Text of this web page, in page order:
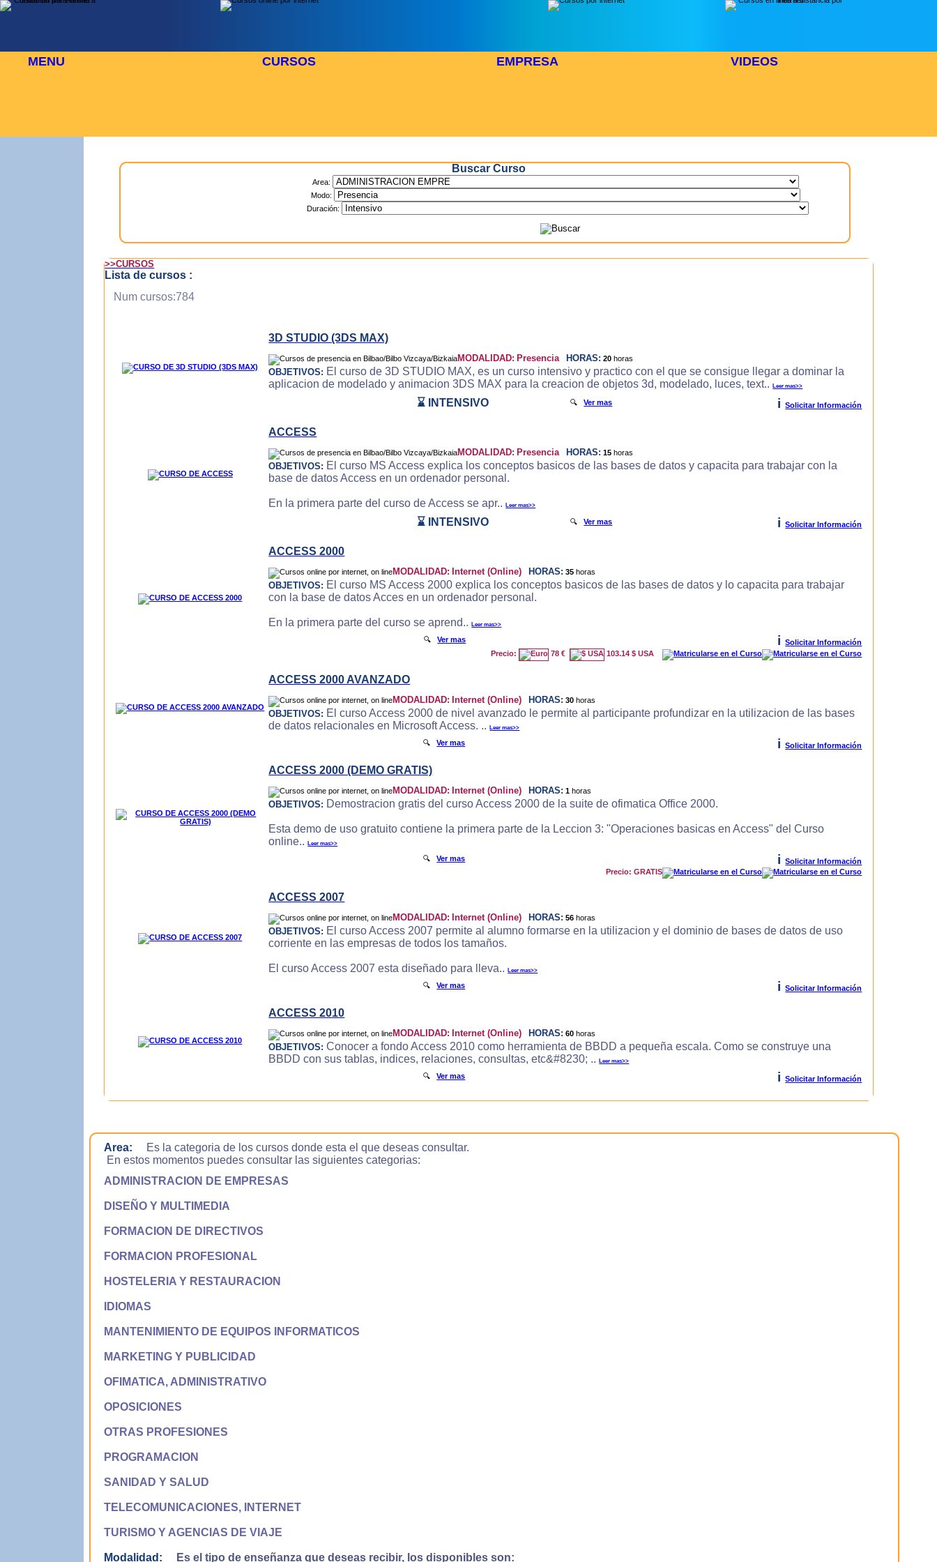
MENU CURSOS EMPRESA VIDEOS
Buscar Curso
Area:
Modo:
Duración:
>>CURSOS
Lista de cursos :
Num cursos:784
3D STUDIO (3DS MAX)
MODALIDAD: Presencia HORAS: 20 horas
OBJETIVOS: El curso de 3D STUDIO MAX, es un curso intensivo y practico con el que se consigue llegar a dominar la
aplicacion de modelado y animacion 3DS MAX para la creacion de objetos 3d, modelado, luces, text..Leer mas>>
⌛ INTENSIVO 🔍Ver mas i Solicitar Información
ACCESS
MODALIDAD: Presencia HORAS: 15 horas
OBJETIVOS: El curso MS Access explica los conceptos basicos de las bases de datos y capacita para trabajar con la
base de datos Access en un ordenador personal.
En la primera parte del curso de Access se apr..Leer mas>>
⌛ INTENSIVO 🔍Ver mas i Solicitar Información
ACCESS 2000
MODALIDAD: Internet (Online) HORAS: 35 horas
OBJETIVOS: El curso MS Access 2000 explica los conceptos basicos de las bases de datos y lo capacita para trabajar
con la base de datos Acces en un ordenador personal.
En la primera parte del curso se aprend..Leer mas>>
🔍Ver mas i
Solicitar Información
Precio:
78 € 103.14 $ USA
ACCESS 2000 AVANZADO
MODALIDAD: Internet (Online) HORAS: 30 horas
OBJETIVOS: El curso Access 2000 de nivel avanzado le permite al participante profundizar en la utilizacion de las bases
de datos relacionales en Microsoft Access. ..Leer mas>>
🔍Ver mas i Solicitar Información
ACCESS 2000 (DEMO GRATIS)
MODALIDAD: Internet (Online) HORAS: 1 horas
OBJETIVOS: Demostracion gratis del curso Access 2000 de la suite de ofimatica Office 2000.
Esta demo de uso gratuito contiene la primera parte de la Leccion 3: "Operaciones basicas en Access" del Curso
online..Leer mas>>
🔍Ver mas i
Solicitar Información
Precio: GRATIS
ACCESS 2007
MODALIDAD: Internet (Online) HORAS: 56 horas
OBJETIVOS: El curso Access 2007 permite al alumno formarse en la utilizacion y el dominio de bases de datos de uso
corriente en las empresas de todos los tamaños.
El curso Access 2007 esta diseñado para lleva..Leer mas>>
🔍Ver mas i Solicitar Información
ACCESS 2010
MODALIDAD: Internet (Online) HORAS: 60 horas
OBJETIVOS: Conocer a fondo Access 2010 como herramienta de BBDD a pequeña escala. Como se construye una
BBDD con sus tablas, indices, relaciones, consultas, etc&#8230; ..Leer mas>>
🔍Ver mas i Solicitar Información
Area:
Es la categoria de los cursos donde esta el que deseas consultar.
En estos momentos puedes consultar las siguientes categorias:
ADMINISTRACION DE EMPRESAS
DISEÑO Y MULTIMEDIA
FORMACION DE DIRECTIVOS
FORMACION PROFESIONAL
HOSTELERIA Y RESTAURACION
IDIOMAS
MANTENIMIENTO DE EQUIPOS INFORMATICOS
MARKETING Y PUBLICIDAD
OFIMATICA, ADMINISTRATIVO
OPOSICIONES
OTRAS PROFESIONES
PROGRAMACION
SANIDAD Y SALUD
TELECOMUNICACIONES, INTERNET
TURISMO Y AGENCIAS DE VIAJE
Modalidad: Es el tipo de enseñanza que deseas recibir, los disponibles son: